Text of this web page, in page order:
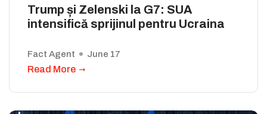
Trump și Zelenski la G7: SUA
intensifică sprijinul pentru Ucraina
Fact Agent June 17
Read More